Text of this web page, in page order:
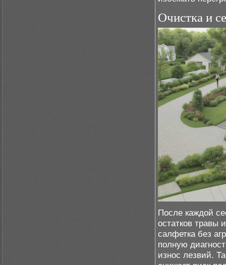
Очистка и
После каждой
остатков травы
салфетка без
полную
износ лезвий.